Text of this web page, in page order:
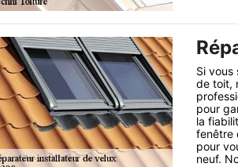
Si
de toit,
pour
la
fenêtre
pour
neuf.